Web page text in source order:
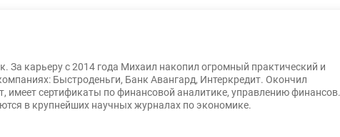
карьеру с 2014 года Михаил накопил огромный практический и
Быстроденьги, Банк Авангард, Интеркредит. Окончил
имеет сертификаты по финансовой аналитике, управлению финансов.
в крупнейших научных журналах по экономике.